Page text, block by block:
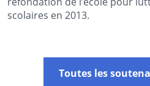
scolaires en 2013.
Toutes les